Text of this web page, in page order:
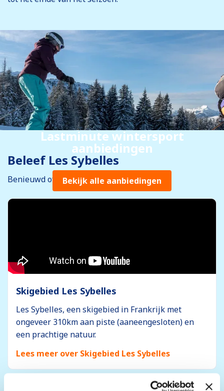
Lastminute wintersport
aanbiedingen
Bekijk alle aanbiedingen
Beleef Les Sybelles
Benieuwd of Les Sybelles bij je past?
Skigebied Les Sybelles
Les Sybelles, een skigebied in Frankrijk met
ongeveer 310km aan piste (aaneengesloten) en
een prachtige natuur.
Lees meer over Skigebied Les Sybelles